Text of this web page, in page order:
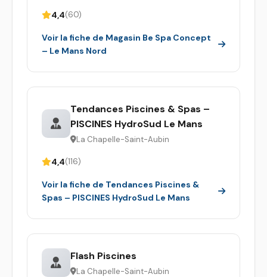
4,4(60)
Voir la fiche de Magasin Be Spa Concept
– Le Mans Nord
Tendances Piscines & Spas –
PISCINES HydroSud Le Mans
La Chapelle-Saint-Aubin
4,4(116)
Voir la fiche de Tendances Piscines &
Spas – PISCINES HydroSud Le Mans
Flash Piscines
La Chapelle-Saint-Aubin